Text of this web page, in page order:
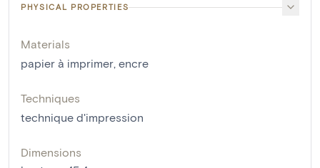
PHYSICAL PROPERTIES
Materials
papier à imprimer, encre
Techniques
technique d'impression
Dimensions